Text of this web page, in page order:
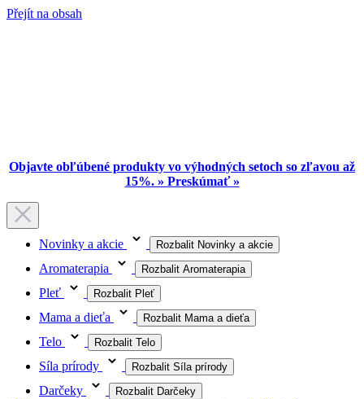
Přejít na obsah
Objavte obľúbené produkty vo výhodných setoch so zľavou až
15%. » Preskúmať »
Novinky a akcie Rozbalit Novinky a akcie
Aromaterapia Rozbalit Aromaterapia
Pleť Rozbalit Pleť
Mama a dieťa Rozbalit Mama a dieťa
Telo Rozbalit Telo
Síla prírody Rozbalit Síla prírody
Darčeky Rozbalit Darčeky